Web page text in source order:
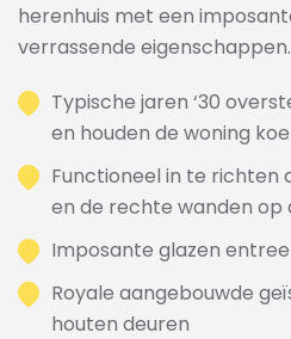
herenhuis met een
verrassende eigenschappen.
Typische jaren ‘30
en houden de woning
Functioneel in te richten
en de rechte wanden op
Imposante glazen entree
Royale aangebouwde
houten deuren